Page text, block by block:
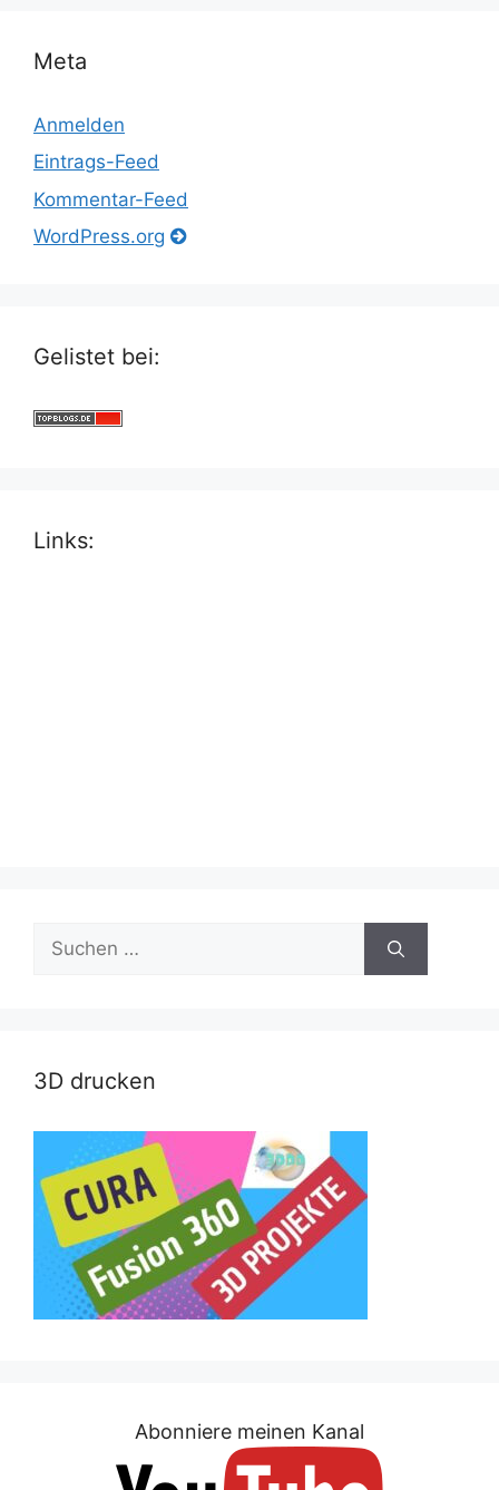
Meta
Anmelden
Eintrags-Feed
Kommentar-Feed
WordPress.org
Gelistet bei:
Links:
Suche
nach:
3D drucken
Abonniere meinen Kanal